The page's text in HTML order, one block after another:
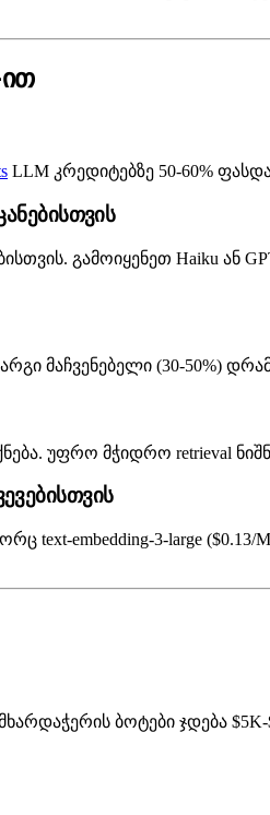
LLM კრედიტებზე 50-60%
გამოიყენეთ Haiku ან
მაჩვენებელი (30-50%)
უფრო მჭიდრო retrieval
text-embedding-3-large
ბოტები ჯდება